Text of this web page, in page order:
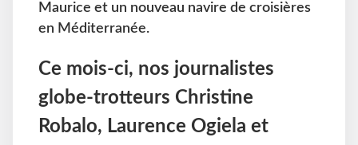
Maurice et un nouveau navire de croisières
en Méditerranée.
Ce mois-ci, nos journalistes
globe-trotteurs Christine
Robalo, Laurence Ogiela et